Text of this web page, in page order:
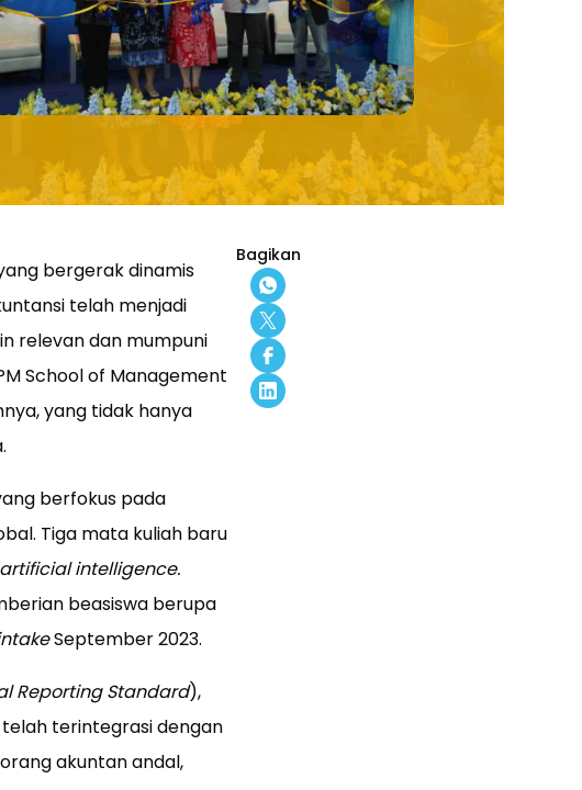
bergerak dinamis
telah menjadi
relevan dan mumpuni
School of Management
yang tidak hanya
berfokus pada
Tiga mata kuliah baru
intelligence.
beasiswa berupa
September 2023.
Reporting Standard),
terintegrasi dengan
akuntan andal,
Bagikan